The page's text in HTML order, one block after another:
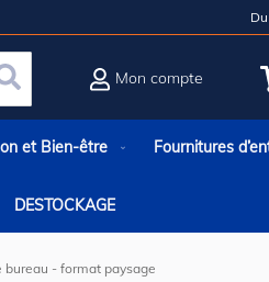
Rechercher
Mon compte
et Bien-être Fournitures
DESTOCKAGE
bureau - format paysage